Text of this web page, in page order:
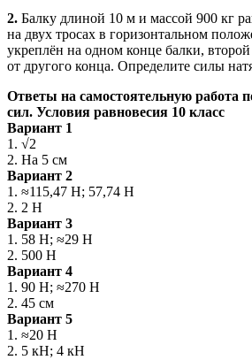
2. Балку длиной 10 м и массой 900 кг
на двух тросах в горизонтальном
укреплён на одном конце балки,
от другого конца. Определите силы
Ответы на самостоятельную работа
сил. Условия равновесия 10 класс
Вариант 1
1. √2
2. На 5 см
Вариант 2
1. ≈115,47 Н; 57,74 Н
2. 2 Н
Вариант 3
1. 58 Н; ≈29 Н
2. 500 Н
Вариант 4
1. 90 Н; ≈270 Н
2. 45 см
Вариант 5
1. ≈20 Н
2. 5 кН; 4 кН